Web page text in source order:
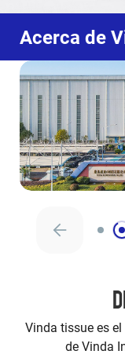
Acerca de
Vinda tissue es
de Vinda